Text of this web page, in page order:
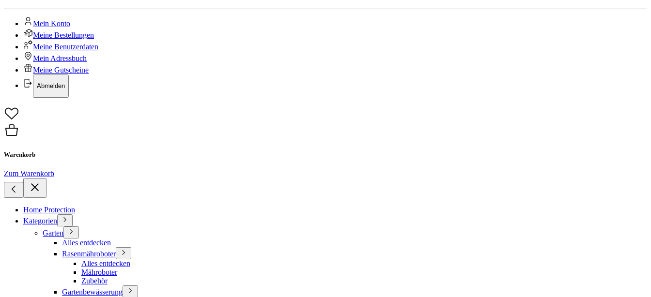
Mein Konto
Meine Bestellungen
Meine Benutzerdaten
Mein Adressbuch
Meine Gutscheine
Abmelden
Warenkorb
Zum Warenkorb
Home Protection
Kategorien
Garten
Alles entdecken
Rasenmähroboter
Alles entdecken
Mähroboter
Zubehör
Gartenbewässerung